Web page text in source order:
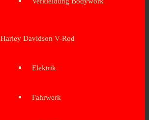
Harley Davidson V-Rod
Elektrik
Fahrwerk